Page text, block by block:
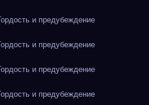
и предубеждение
и предубеждение
и предубеждение
и предубеждение